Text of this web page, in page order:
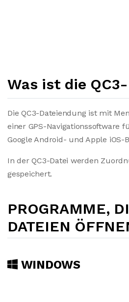
Was ist die
Die QC3-Dateiendung ist mit
einer GPS-Navigationssoftware
Google Android- und Apple iOS-
In der QC3-Datei werden
gespeichert.
PROGRAMME,
DATEIEN
WINDOWS